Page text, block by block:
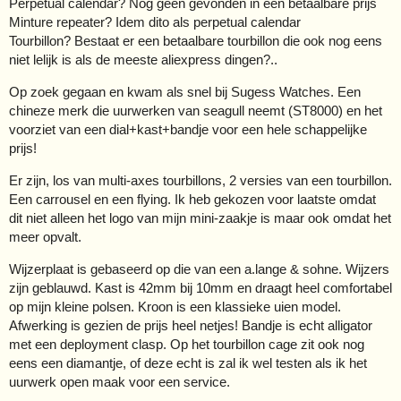
Perpetual calendar? Nog geen gevonden in een betaalbare prijs
Minture repeater? Idem dito als perpetual calendar
Tourbillon? Bestaat er een betaalbare tourbillon die ook nog eens
niet lelijk is als de meeste aliexpress dingen?..
Op zoek gegaan en kwam als snel bij Sugess Watches. Een
chineze merk die uurwerken van seagull neemt (ST8000) en het
voorziet van een dial+kast+bandje voor een hele schappelijke
prijs!
Er zijn, los van multi-axes tourbillons, 2 versies van een tourbillon.
Een carrousel en een flying. Ik heb gekozen voor laatste omdat
dit niet alleen het logo van mijn mini-zaakje is maar ook omdat het
meer opvalt.
Wijzerplaat is gebaseerd op die van een a.lange & sohne. Wijzers
zijn geblauwd. Kast is 42mm bij 10mm en draagt heel comfortabel
op mijn kleine polsen. Kroon is een klassieke uien model.
Afwerking is gezien de prijs heel netjes! Bandje is echt alligator
met een deployment clasp. Op het tourbillon cage zit ook nog
eens een diamantje, of deze echt is zal ik wel testen als ik het
uurwerk open maak voor een service.